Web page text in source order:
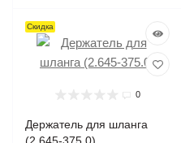
Скидка
0
Держатель для шланга